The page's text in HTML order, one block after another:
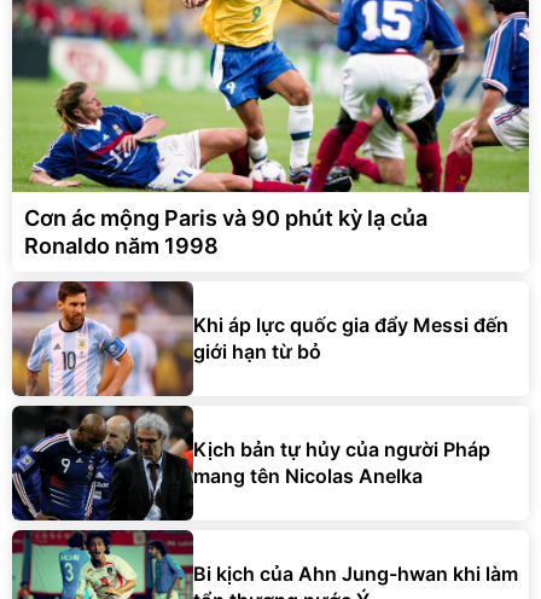
Cơn ác mộng Paris và 90 phút kỳ lạ của
Ronaldo năm 1998
Khi áp lực quốc gia đẩy Messi đến
giới hạn từ bỏ
Kịch bản tự hủy của người Pháp
mang tên Nicolas Anelka
Bi kịch của Ahn Jung-hwan khi làm